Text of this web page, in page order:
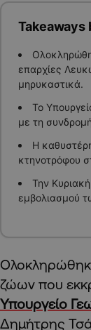
Takeaways
επαρχίες
μηρυκαστικά.
Το
με τη
Η
κτηνοτρόφου
Την
εμβολιασμού
ζώων που
Υπουργείο
Δημήτρης